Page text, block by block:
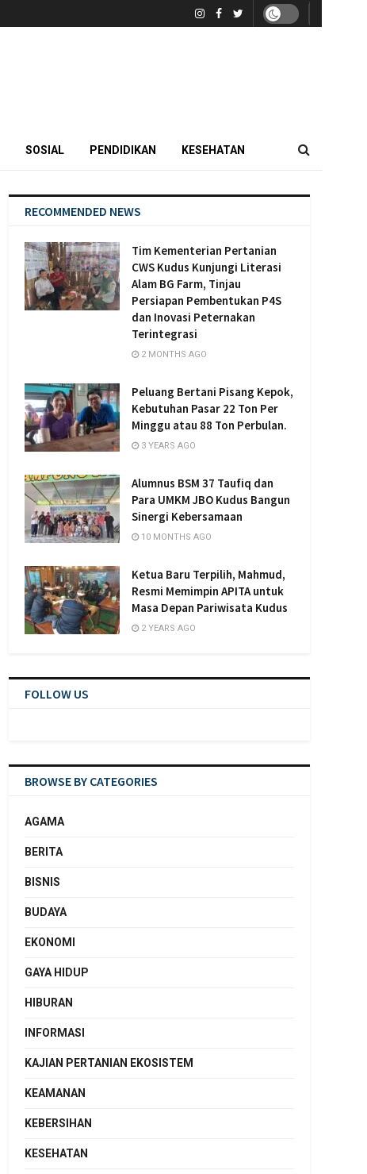
SOSIAL PENDIDIKAN KESEHATAN
RECOMMENDED NEWS
Tim Kementerian Pertanian
CWS Kudus Kunjungi Literasi
Alam BG Farm, Tinjau
Persiapan Pembentukan P4S
dan Inovasi Peternakan
Terintegrasi
2 MONTHS AGO
Peluang Bertani Pisang Kepok,
Kebutuhan Pasar 22 Ton Per
Minggu atau 88 Ton Perbulan.
3 YEARS AGO
Alumnus BSM 37 Taufiq dan
Para UMKM JBO Kudus Bangun
Sinergi Kebersamaan
10 MONTHS AGO
Ketua Baru Terpilih, Mahmud,
Resmi Memimpin APITA untuk
Masa Depan Pariwisata Kudus
2 YEARS AGO
FOLLOW US
BROWSE BY CATEGORIES
AGAMA
BERITA
BISNIS
BUDAYA
EKONOMI
GAYA HIDUP
HIBURAN
INFORMASI
KAJIAN PERTANIAN EKOSISTEM
KEAMANAN
KEBERSIHAN
KESEHATAN